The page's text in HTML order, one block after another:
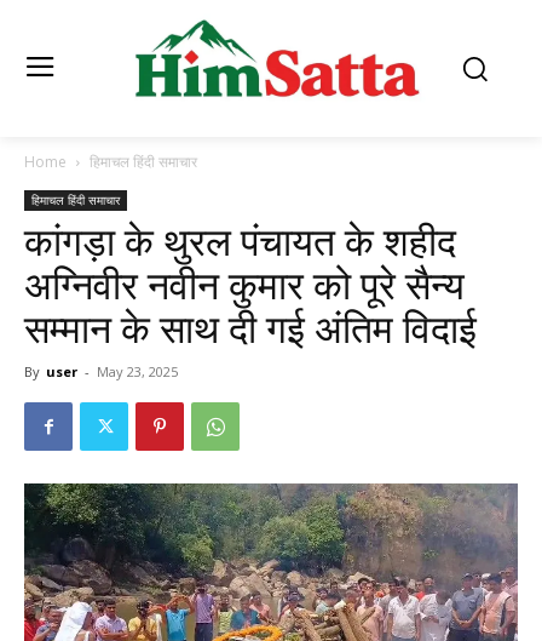
Home हिमाचल हिंदी समाचार
हिमाचल हिंदी समाचार
कांगड़ा के थुरल पंचायत के शहीद
अग्निवीर नवीन कुमार को पूरे सैन्य
सम्मान के साथ दी गई अंतिम विदाई
By user - May 23, 2025